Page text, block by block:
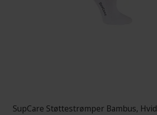
SupCare Støttestrømper Bambus, Hvid